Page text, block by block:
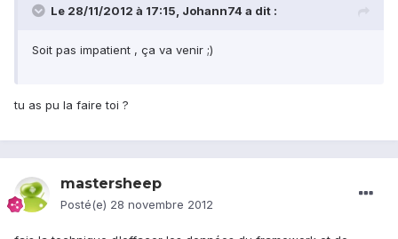
Le 28/11/2012 à 17:15, Johann74 a dit :
Soit pas impatient , ça va venir ;)
tu as pu la faire toi ?
mastersheep
Posté(e) 28 novembre 2012